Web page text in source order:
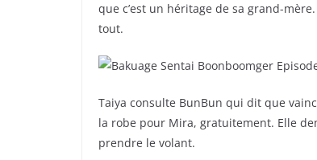
que c’est un héritage de sa grand-
tout.
Taiya consulte BunBun qui dit que
la robe pour Mira, gratuitement. Elle
prendre le volant.